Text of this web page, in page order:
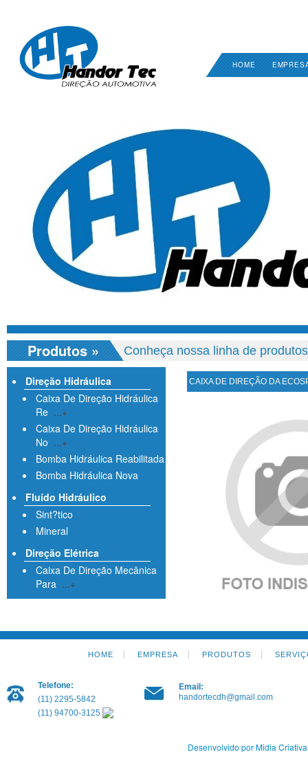
HOME
Direção Hidráulica
Caixa De Direção Hidráulica
Re ...+
Caixa De Direção Hidráulica
No ...+
Bomba Hidráulica Reabilitada
Bomba Hidráulica Nova
Fluído Hidráulico
Sint?tico
Mineral
Direção Elétrica
Caixa De Direção Mecânica
Para ...+
Produtos » Conheça nossa linha de produtos
CAIXA DE DIREÇÃO DA
HOME EMPRESA PRODUTOS
Telefone:
(11) 2295-5842
(11) 94700-3125
Email:
handortecdh@gmail.com
Desenvolvido por Midia